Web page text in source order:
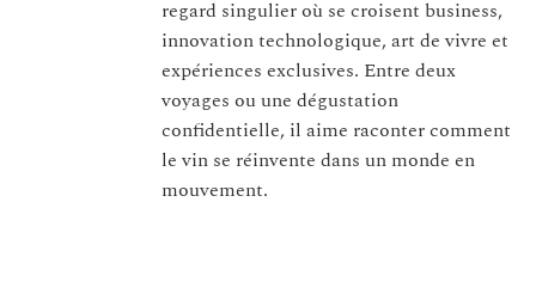
regard singulier où se croisent business,
innovation technologique, art de vivre et
expériences exclusives. Entre deux
voyages ou une dégustation
confidentielle, il aime raconter comment
le vin se réinvente dans un monde en
mouvement.